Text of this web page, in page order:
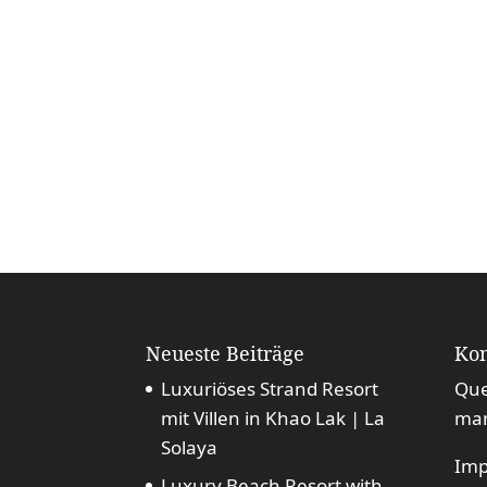
Neueste Beiträge
Luxuriöses Strand Resort
mit Villen in Khao Lak | La
Solaya